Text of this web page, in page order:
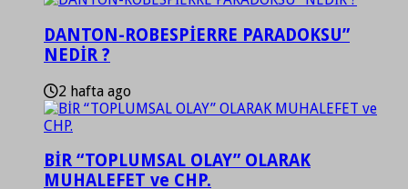
DANTON-ROBESPİERRE PARADOKSU”
NEDİR ?
2 hafta ago
BİR “TOPLUMSAL OLAY” OLARAK
MUHALEFET ve CHP.